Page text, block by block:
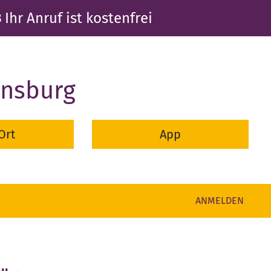
Ihr Anruf ist kostenfrei
App
ANMELDEN